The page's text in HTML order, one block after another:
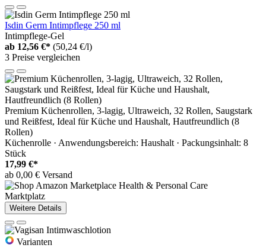
Isdin Germ Intimpflege 250 ml
Intimpflege-Gel
ab 12,56 €* (50,24 €/l)
3 Preise vergleichen
Premium Küchenrollen, 3-lagig, Ultraweich, 32 Rollen, Saugstark
und Reißfest, Ideal für Küche und Haushalt, Hautfreundlich (8
Rollen)
Küchenrolle · Anwendungsbereich: Haushalt · Packungsinhalt: 8
Stück
17,99 €*
ab 0,00 € Versand
Marktplatz
Weitere Details
Varianten